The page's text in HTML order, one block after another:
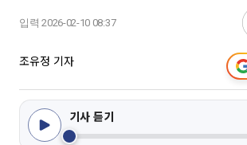
입력 2026-02-10 08:37
조유정 기자
기사 듣기